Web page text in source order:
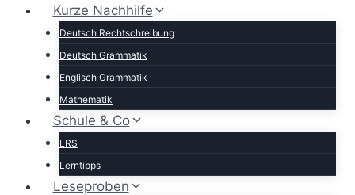
Kurze Nachhilfe
Deutsch Rechtschreibung
Deutsch Grammatik
Englisch Grammatik
Mathematik
Schule & Co
LRS
Lerntipps
Leseproben